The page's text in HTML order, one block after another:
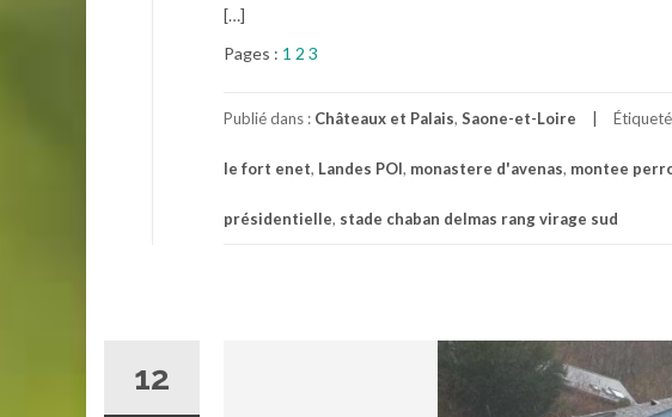
[…]
Pages : 1 2 3
Publié dans : Châteaux et Palais, Saone-et-Loire
le fort enet, Landes POI, monastere d'avenas, montee
présidentielle, stade chaban delmas rang virage sud
12